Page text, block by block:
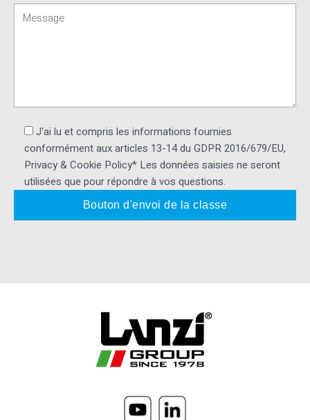
J'ai lu et compris les informations fournies
conformément aux articles 13-14 du GDPR 2016/679/EU,
Privacy & Cookie Policy* Les données saisies ne seront
utilisées que pour répondre à vos questions.